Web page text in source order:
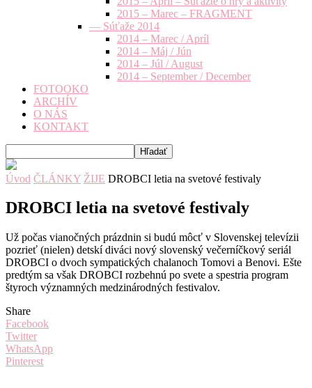
2015 – Marec – FRAGMENT
— Súťaže 2014
2014 – Marec / Apríl
2014 – Máj / Jún
2014 – Júl / August
2014 – September / December
FOTOOKO
ARCHÍV
O NÁS
KONTAKT
Úvod ČLÁNKY ŽIJE DROBCI letia na svetové festivaly
DROBCI letia na svetové festivaly
Už počas vianočných prázdnin si budú môcť v Slovenskej televízii
pozrieť (nielen) detskí diváci nový slovenský večerníčkový seriál
DROBCI o dvoch sympatických chalanoch Tomovi a Benovi. Ešte
predtým sa však DROBCI rozbehnú po svete a spestria program
štyroch významných medzinárodných festivalov.
Share
Facebook
Twitter
WhatsApp
Pinterest